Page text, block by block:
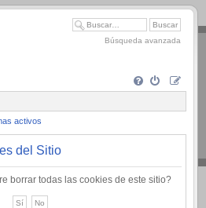
Búsqueda avanzada
activos
del Sitio
borrar todas las cookies de este sitio?